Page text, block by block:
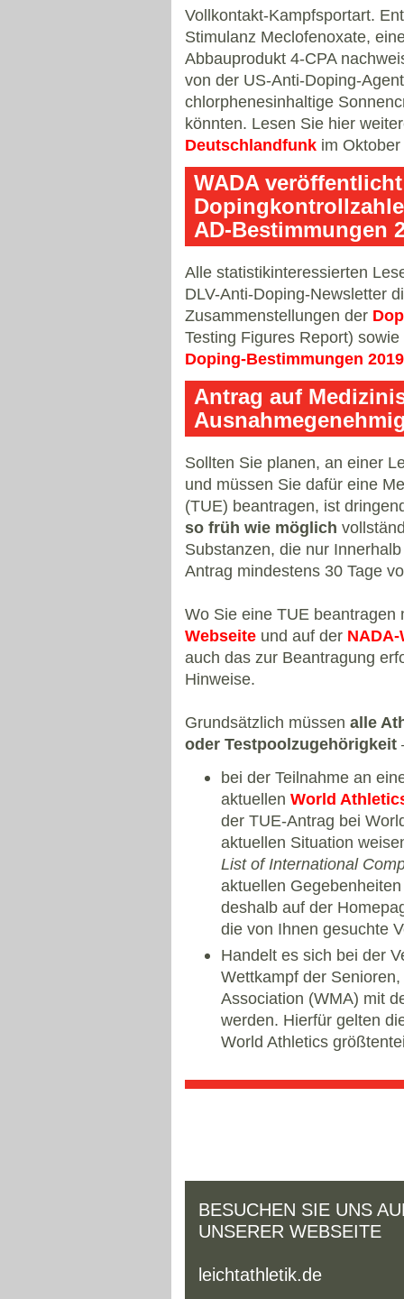
Vollkontakt-Kampfsportart.
Stimulanz Meclofenoxate,
Abbauprodukt 4-CPA
von der US-Anti-Doping-
chlorphenesinhaltige
könnten. Lesen Sie hier
Deutschlandfunk im
WADA
AD-Bestimmungen
Alle statistikinteressierten
DLV-Anti-Doping-Newsletter
Zusammenstellungen der
Testing Figures Report)
Doping-Bestimmungen
Antrag auf
Sollten Sie planen, an einer
und müssen Sie dafür eine
(TUE) beantragen, ist
so früh wie möglich
Substanzen, die nur
Antrag mindestens 30 Tage
Wo Sie eine TUE
Webseite und auf der
auch das zur Beantragung
Hinweise.
Grundsätzlich müssen alle
oder Testpoolzugehörigkeit
bei der Teilnahme an
aktuellen World
der TUE-Antrag bei
aktuellen Situation
List of International
aktuellen
deshalb auf der
die von Ihnen gesuchte
Handelt es sich bei der
Wettkampf der
Association (WMA) mit
werden. Hierfür gelten
World Athletics
BESUCHEN SIE UNS
UNSERER WEBSEITE
leichtathletik.de